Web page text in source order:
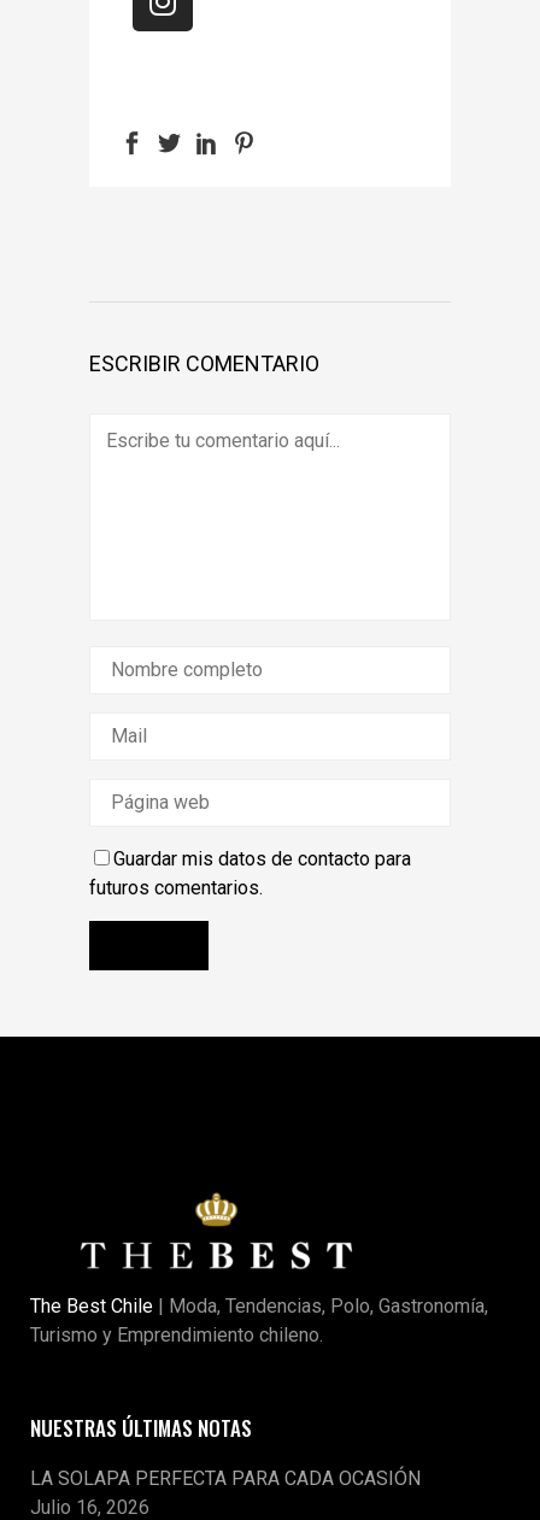
ESCRIBIR COMENTARIO
Guardar mis datos de contacto para
futuros comentarios.
The Best Chile | Moda, Tendencias, Polo, Gastronomía,
Turismo y Emprendimiento chileno.
NUESTRAS ÚLTIMAS NOTAS
LA SOLAPA PERFECTA PARA CADA OCASIÓN
Julio 16, 2026